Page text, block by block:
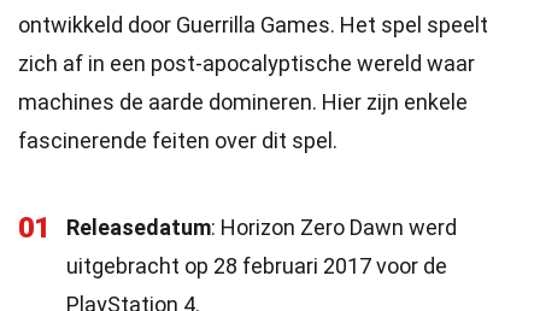
ontwikkeld door Guerrilla Games. Het spel speelt
zich af in een post-apocalyptische wereld waar
machines de aarde domineren. Hier zijn enkele
fascinerende feiten over dit spel.
01 Releasedatum: Horizon Zero Dawn werd
uitgebracht op 28 februari 2017 voor de
PlayStation 4.